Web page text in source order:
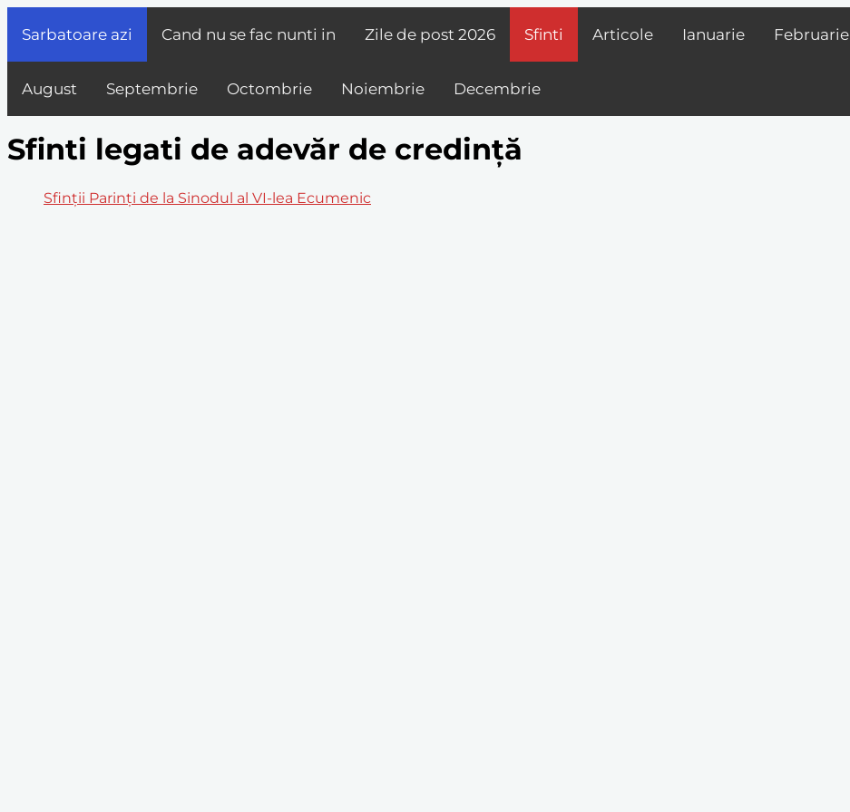
Sarbatoare azi Cand nu se fac nunti in Zile de post 2026 Sfinti Articole Ianuarie Februarie
August Septembrie Octombrie Noiembrie Decembrie
Sfinti legati de adevăr de credință
Sfinţii Parinţi de la Sinodul al VI-lea Ecumenic